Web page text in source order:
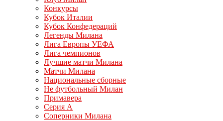
Конкурсы
Кубок Италии
Кубок Конфедераций
Легенды Милана
Лига Европы УЕФА
Лига чемпионов
Лучшие матчи Милана
Матчи Милана
Национальные сборные
Не футбольный Милан
Примавера
Серия А
Соперники Милана